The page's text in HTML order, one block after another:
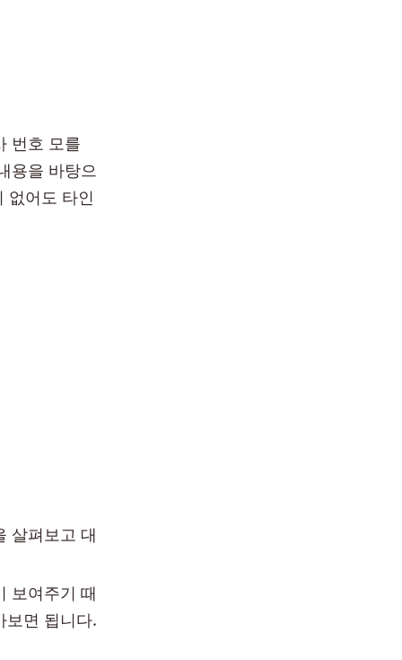
번호 모를
용을 바탕으
없어도 타인
살펴보고 대
보여주기 때
보면 됩니다.